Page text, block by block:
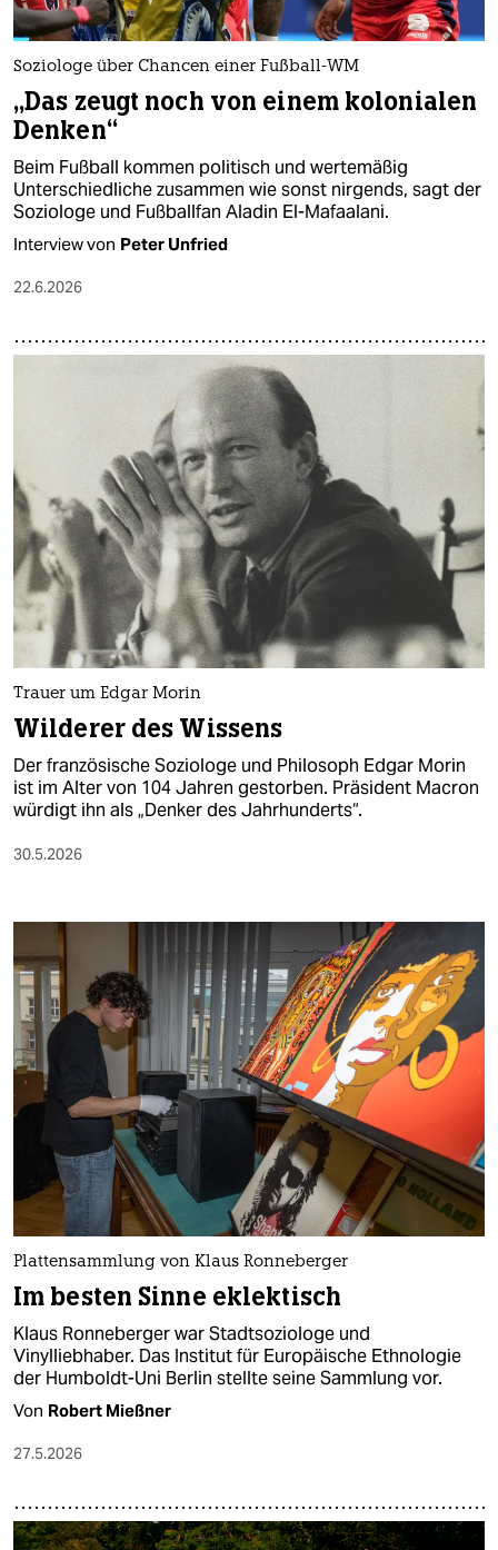
Soziologe über Chancen einer Fußball-WM
„Das zeugt noch von einem kolonialen
Denken“
Beim Fußball kommen politisch und wertemäßig
Unterschiedliche zusammen wie sonst nirgends, sagt der
Soziologe und Fußballfan Aladin El-Mafaalani.
Interview von Peter Unfried
22.6.2026
Trauer um Edgar Morin
Wilderer des Wissens
Der französische Soziologe und Philosoph Edgar Morin
ist im Alter von 104 Jahren gestorben. Präsident Macron
würdigt ihn als „Denker des Jahrhunderts“.
30.5.2026
Plattensammlung von Klaus Ronneberger
Im besten Sinne eklektisch
Klaus Ronneberger war Stadtsoziologe und
Vinylliebhaber. Das Institut für Europäische Ethnologie
der Humboldt-Uni Berlin stellte seine Sammlung vor.
Von Robert Mießner
27.5.2026